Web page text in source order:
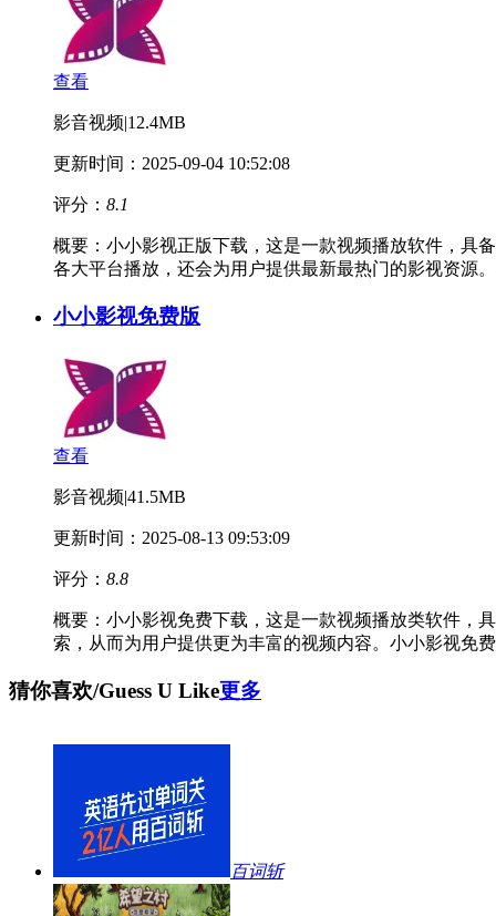
查看
影音视频|12.4MB
更新时间：2025-09-04 10:52:08
评分： 8.1
概要： 小小影视正版下载，这是一款视频播放软件，具
各大平台播放，还会为用户提供最新最热门的影视资源
小小影视免费版
查看
影音视频|41.5MB
更新时间：2025-08-13 09:53:09
评分： 8.8
概要： 小小影视免费下载，这是一款视频播放类软件，
索，从而为用户提供更为丰富的视频内容。小小影视免
猜你喜欢/Guess U Like更多
百词斩